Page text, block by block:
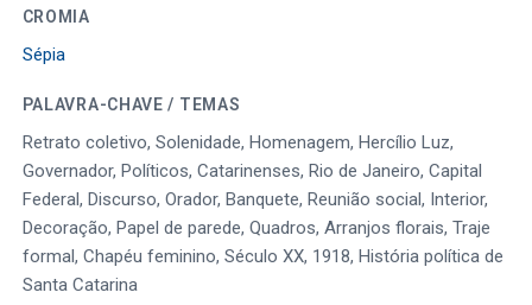
CROMIA
Sépia
PALAVRA-CHAVE / TEMAS
Retrato coletivo, Solenidade, Homenagem, Hercílio Luz,
Governador, Políticos, Catarinenses, Rio de Janeiro, Capital
Federal, Discurso, Orador, Banquete, Reunião social, Interior,
Decoração, Papel de parede, Quadros, Arranjos florais, Traje
formal, Chapéu feminino, Século XX, 1918, História política de
Santa Catarina